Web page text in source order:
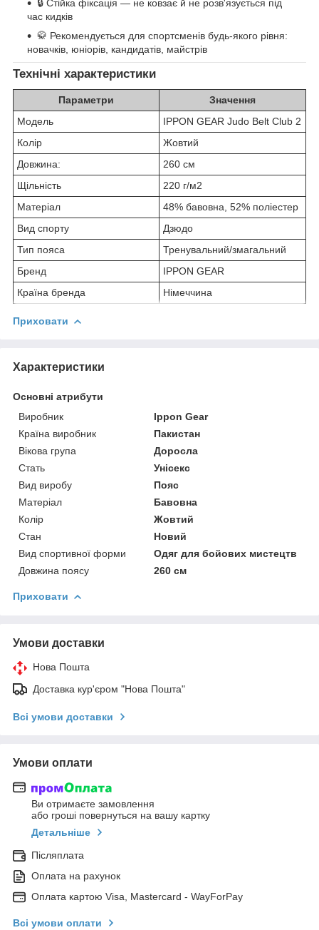
🔒 Стійка фіксація — не ковзає й не розв'язується під
час кидків
🥋 Рекомендується для спортсменів будь-якого рівня:
новачків, юніорів, кандидатів, майстрів
Технічні характеристики
Параметри
Значення
Модель
IPPON GEAR Judo Belt Club 2
Колір
Жовтий
Довжина:
260 см
Щільність
220 г/м2
Матеріал
48% бавовна, 52% поліестер
Вид спорту
Дзюдо
Тип пояса
Тренувальний/змагальний
Бренд
IPPON GEAR
Країна бренда
Німеччина
Приховати
Характеристики
Основні атрибути
Виробник
Ippon Gear
Країна виробник
Пакистан
Вікова група
Доросла
Стать
Унісекс
Вид виробу
Пояс
Матеріал
Бавовна
Колір
Жовтий
Стан
Новий
Вид спортивної форми
Одяг для бойових мистецтв
Довжина поясу
260 см
Приховати
Умови доставки
Нова Пошта
Доставка кур'єром "Нова Пошта"
Всі умови доставки
Умови оплати
Ви отримаєте замовлення
або гроші повернуться на вашу картку
Детальніше
Післяплата
Оплата на рахунок
Оплата картою Visa, Mastercard - WayForPay
Всі умови оплати